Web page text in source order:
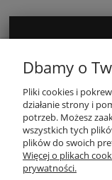
Dbamy o
Pliki cookies i
działanie strony i
potrzeb. Możesz
wszystkich tych
plików do swoich
Więcej o plikach
prywatności.